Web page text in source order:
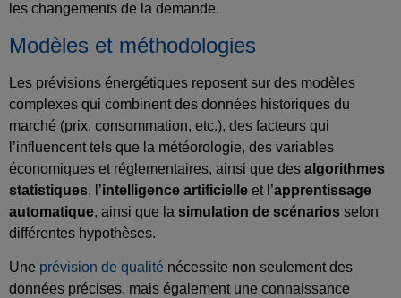
les changements de la demande.
Modèles et méthodologies
Les prévisions énergétiques reposent sur des modèles
complexes qui combinent des données historiques du
marché (prix, consommation, etc.), des facteurs qui
l’influencent tels que la météorologie, des variables
économiques et réglementaires, ainsi que des algorithmes
statistiques, l’intelligence artificielle et l’apprentissage
automatique, ainsi que la simulation de scénarios selon
différentes hypothèses.
Une prévision de qualité nécessite non seulement des
données précises, mais également une connaissance